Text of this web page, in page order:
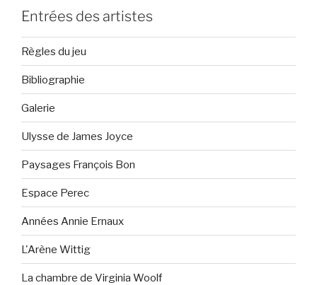
Entrées des artistes
Règles du jeu
Bibliographie
Galerie
Ulysse de James Joyce
Paysages François Bon
Espace Perec
Années Annie Ernaux
L'Arène Wittig
La chambre de Virginia Woolf